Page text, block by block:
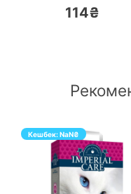
114₴
Кешбек:NaN₴